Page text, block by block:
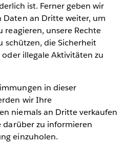
ist. Ferner geben wir
an Dritte weiter, um
reagieren, unsere Rechte
schützen, die Sicherheit
illegale Aktivitäten zu
in dieser
wir Ihre
niemals an Dritte verkaufen
darüber zu informieren
einzuholen.